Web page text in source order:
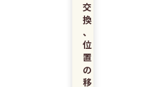
交
換
、
位
置
の
移